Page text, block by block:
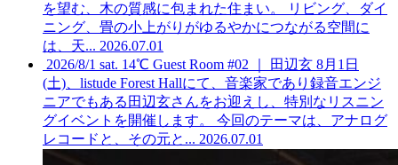
を望む、木の質感に包まれた住まい。 リビング、ダイ
ニング、畳の小上がりがゆるやかにつながる空間に
は、天... 2026.07.01
2026/8/1 sat. 14℃ Guest Room #02 ｜ 田辺玄 8月1日
(土)、listude Forest Hallにて、音楽家であり録音エンジ
ニアでもある田辺玄さんをお迎えし、特別なリスニン
グイベントを開催します。 今回のテーマは、アナログ
レコードと、その元と... 2026.07.01